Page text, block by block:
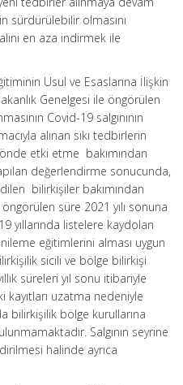
sürdürülebilir olmasını
en aza indirmek ile
Usul ve Esaslarına İlişkin
Genelgesi ile öngörülen
Covid-19 salgınının
alınan sıkı tedbirlerin
etki etme bakımından
değerlendirme sonucunda,
bilirkişiler bakımından
süre 2021 yılı sonuna
yıllarında listelere kaydolan
eğitimlerini alması uygun
sicili ve bölge bilirkişi
süreleri yıl sonu itibariyle
uzatma nedeniyle
bilirkişilik bölge kurullarına
Salgının seyrine
halinde ayrıca